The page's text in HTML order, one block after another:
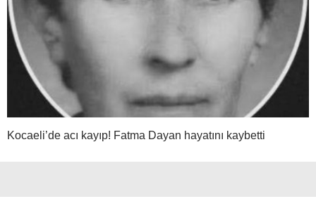
Kocaeli’de acı kayıp! Fatma Dayan hayatını kaybetti